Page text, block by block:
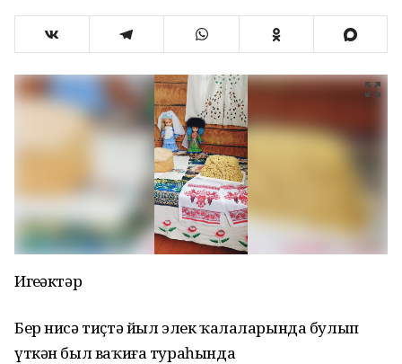
Игеҙәктәр
Бер нисә тиҫтә йыл элек ҡалаларында булып
үткән был ваҡиға тураһында